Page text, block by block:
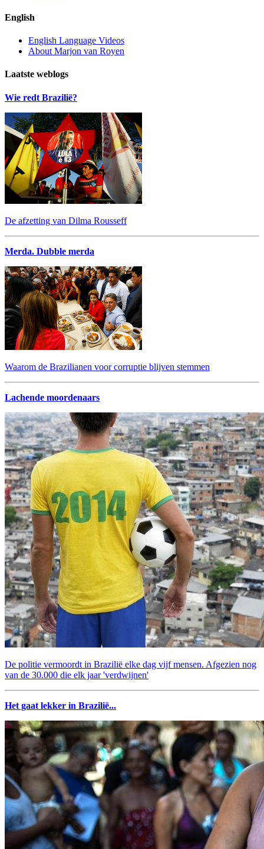
English
English Language Videos
About Marjon van Royen
Laatste weblogs
Wie redt Brazilië?
De afzetting van Dilma Rousseff
Merda. Dubble merda
Waarom de Brazilianen voor corruptie blijven stemmen
Lachende moordenaars
De politie vermoordt in Brazilië elke dag vijf mensen. Afgezien nog
van de 30.000 die elk jaar 'verdwijnen'
Het gaat lekker in Brazilië...